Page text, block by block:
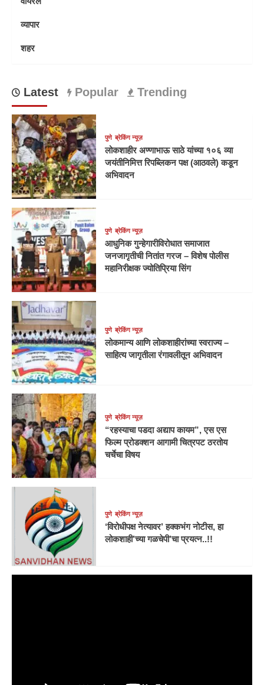
व्यापार
शहर
Latest Popular Trending
पुणे ब्रेकिंग न्यूज़
लोकशाहीर अण्णाभाऊ साठे यांच्या १०६ व्या
जयंतीनिमित्त रिपब्लिकन पक्ष (आठवले) कडून
अभिवादन
पुणे ब्रेकिंग न्यूज़
आधुनिक गुन्हेगारीविरोधात समाजात
जनजागृतीची नितांत गरज – विशेष पोलीस
महानिरीक्षक ज्योतिप्रिया सिंग
पुणे ब्रेकिंग न्यूज़
लोकमान्य आणि लोकशाहीरांच्या स्वराज्य –
साहित्य जागृतीला रंगावलीतून अभिवादन
पुणे ब्रेकिंग न्यूज़
“रहस्याचा पडदा अद्याप कायम”, एस एस
फिल्म प्रोडक्शन आगामी चित्रपट ठरतोय
चर्चेचा विषय
पुणे ब्रेकिंग न्यूज़
‘विरोधीपक्ष नेत्यावर’ हक्कभंग नोटीस, हा
लोकशाही’च्या गळचेपी’चा प्रयत्न..!!